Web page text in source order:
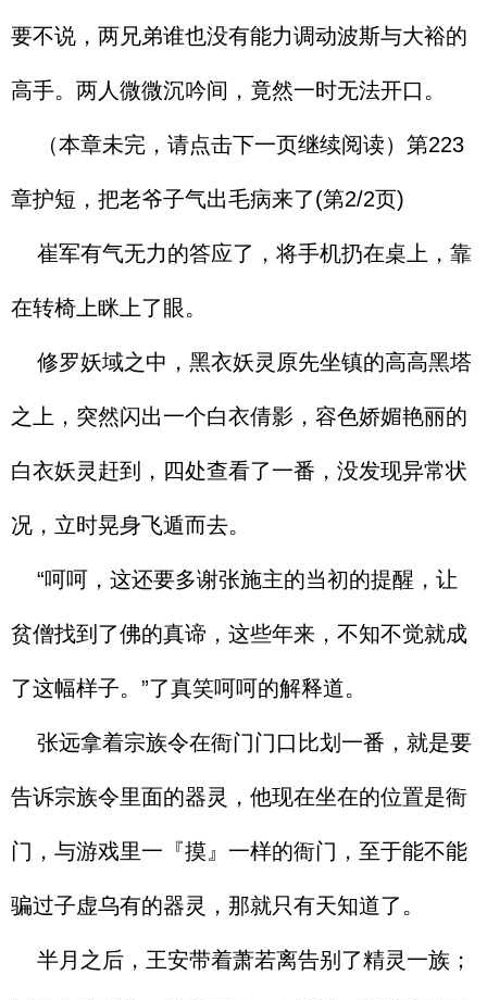
要不说，两兄弟谁也没有能力调动波斯与大裕的
高手。两人微微沉吟间，竟然一时无法开口。
（本章未完，请点击下一页继续阅读）第223
章护短，把老爷子气出毛病来了(第2/2页)
崔军有气无力的答应了，将手机扔在桌上，靠
在转椅上眯上了眼。
修罗妖域之中，黑衣妖灵原先坐镇的高高黑塔
之上，突然闪出一个白衣倩影，容色娇媚艳丽的
白衣妖灵赶到，四处查看了一番，没发现异常状
况，立时晃身飞遁而去。
“呵呵，这还要多谢张施主的当初的提醒，让
贫僧找到了佛的真谛，这些年来，不知不觉就成
了这幅样子。”了真笑呵呵的解释道。
张远拿着宗族令在衙门门口比划一番，就是要
告诉宗族令里面的器灵，他现在坐在的位置是衙
门，与游戏里一『摸』一样的衙门，至于能不能
骗过子虚乌有的器灵，那就只有天知道了。
半月之后，王安带着萧若离告别了精灵一族；